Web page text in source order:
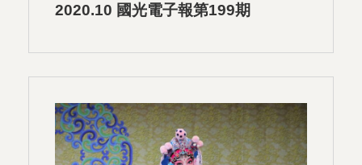
2020.10 國光電子報第199期